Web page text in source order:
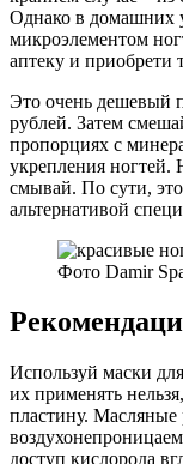
Однако в домашних
микроэлементом
аптеку и приобрети
Это очень дешевый
рублей. Затем
пропорциях с
укрепления ногтей.
смывай. По сути,
альтернативой
Фото Damir
Используй маски
их применять
пластину. Масляные
доступ кислорода